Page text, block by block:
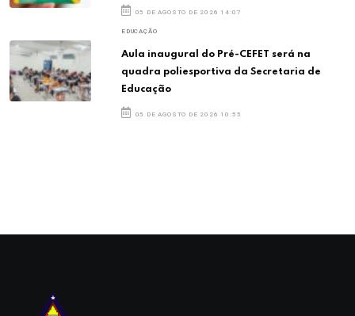
05 DE AGOSTO DE 2026 14:07
EDUCAÇÃO
Aula inaugural do Pré-CEFET será na
quadra poliesportiva da Secretaria de
Educação
05 DE AGOSTO DE 2026 10:55